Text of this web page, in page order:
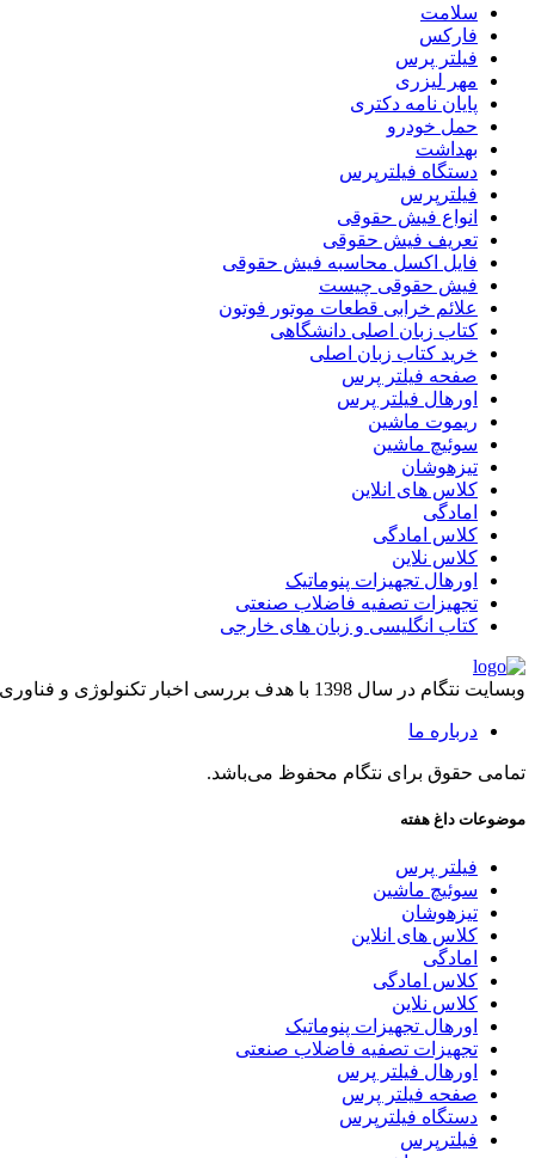
سلامت
فارکس
فیلتر پرس
مهر لیزری
پایان نامه دکتری
حمل خودرو
بهداشت
دستگاه فیلترپرس
فیلترپرس
انواع فیش حقوقی
تعریف فیش حقوقی
فایل اکسل محاسبه فیش حقوقی
فیش حقوقی چیست
علائم خرابی قطعات موتور فوتون
کتاب زبان اصلی دانشگاهی
خرید کتاب زبان اصلی
صفحه فیلتر پرس
اورهال فیلتر پرس
ریموت ماشین
سوئیچ ماشین
تیزهوشان
کلاس های انلاین
امادگی
کلاس امادگی
کلاس نلاین
اورهال تجهیزات پنوماتیک
تجهیزات تصفیه فاضلاب صنعتی
کتاب انگلیسی و زبان های خارجی
وبسایت نتگام در سال 1398 با هدف بررسی اخبار تکنولوژی و فناوری راه اندازی شد.
درباره ما
تمامی حقوق برای نتگام محفوظ می‌باشد.
موضوعات داغ هفته
فیلتر پرس
سوئیچ ماشین
تیزهوشان
کلاس های انلاین
امادگی
کلاس امادگی
کلاس نلاین
اورهال تجهیزات پنوماتیک
تجهیزات تصفیه فاضلاب صنعتی
اورهال فیلتر پرس
صفحه فیلتر پرس
دستگاه فیلترپرس
فیلترپرس